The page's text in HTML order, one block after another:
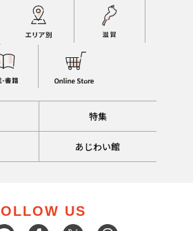
特集
あじわい館
US